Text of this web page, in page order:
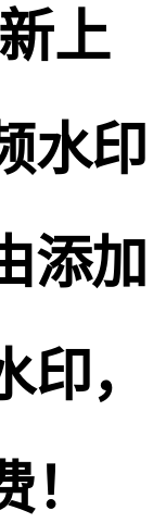
上
水印
添加
，